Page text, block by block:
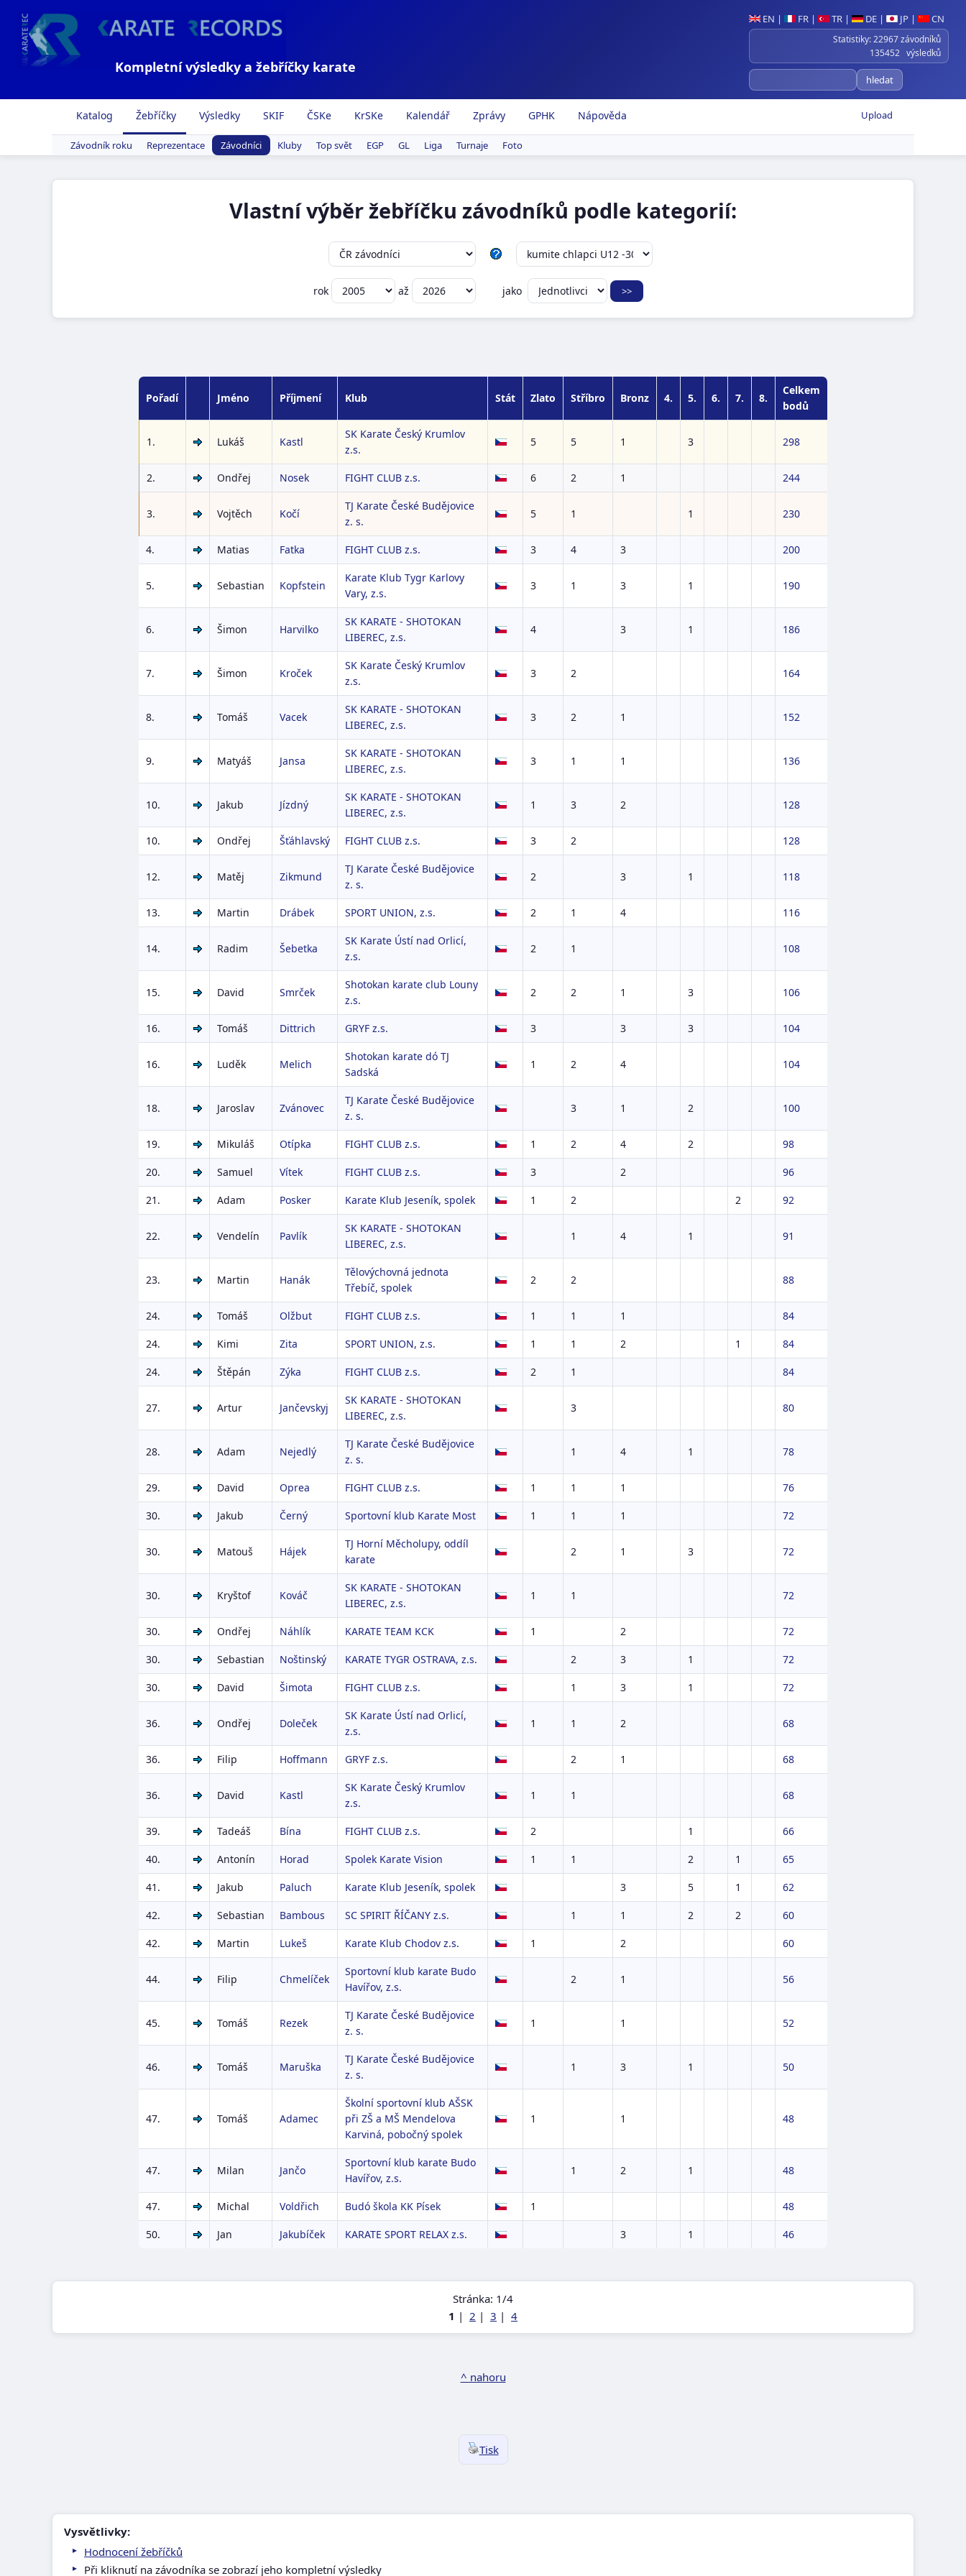
EN | FR | TR | DE | JP | CN
Statistiky: 22967 závodníků
135452 výsledků
Kompletní výsledky a žebříčky karate
Upload
Katalog Žebříčky Výsledky SKIF ČSKe KrSKe Kalendář Zprávy GPHK Nápověda
Závodník roku Reprezentace Závodníci Kluby Top svět EGP GL Liga Turnaje Foto
Vlastní výběr žebříčku závodníků podle kategorií:
rok až jako
Pořadí Jméno Příjmení Klub Stát Zlato Stříbro Bronz 4. 5. 6. 7. 8.
Celkem
bodů
1. Lukáš Kastl
SK Karate Český Krumlov
z.s.
5 5 1 3 298
2. Ondřej Nosek FIGHT CLUB z.s. 6 2 1 244
3. Vojtěch Kočí
TJ Karate České Budějovice
z. s.
5 1 1 230
4. Matias Fatka FIGHT CLUB z.s. 3 4 3 200
5. Sebastian Kopfstein
Karate Klub Tygr Karlovy
Vary, z.s.
3 1 3 1 190
6. Šimon Harvilko
SK KARATE - SHOTOKAN
LIBEREC, z.s.
4 3 1 186
7. Šimon Kroček
SK Karate Český Krumlov
z.s.
3 2 164
8. Tomáš Vacek
SK KARATE - SHOTOKAN
LIBEREC, z.s.
3 2 1 152
9. Matyáš Jansa
SK KARATE - SHOTOKAN
LIBEREC, z.s.
3 1 1 136
10. Jakub Jízdný
SK KARATE - SHOTOKAN
LIBEREC, z.s.
1 3 2 128
10. Ondřej Šťáhlavský FIGHT CLUB z.s. 3 2 128
12. Matěj Zikmund
TJ Karate České Budějovice
z. s.
2 3 1 118
13. Martin Drábek SPORT UNION, z.s. 2 1 4 116
14. Radim Šebetka
SK Karate Ústí nad Orlicí,
z.s.
2 1 108
15. David Smrček
Shotokan karate club Louny
z.s.
2 2 1 3 106
16. Tomáš Dittrich GRYF z.s. 3 3 3 104
16. Luděk Melich
Shotokan karate dó TJ
Sadská
1 2 4 104
18. Jaroslav Zvánovec
TJ Karate České Budějovice
z. s.
3 1 2 100
19. Mikuláš Otípka FIGHT CLUB z.s. 1 2 4 2 98
20. Samuel Vítek FIGHT CLUB z.s. 3 2 96
21. Adam Posker Karate Klub Jeseník, spolek 1 2 2 92
22. Vendelín Pavlík
SK KARATE - SHOTOKAN
LIBEREC, z.s.
1 4 1 91
23. Martin Hanák
Tělovýchovná jednota
Třebíč, spolek
2 2 88
24. Tomáš Olžbut FIGHT CLUB z.s. 1 1 1 84
24. Kimi Zita SPORT UNION, z.s. 1 1 2 1 84
24. Štěpán Zýka FIGHT CLUB z.s. 2 1 84
27. Artur Jančevskyj
SK KARATE - SHOTOKAN
LIBEREC, z.s.
3 80
28. Adam Nejedlý
TJ Karate České Budějovice
z. s.
1 4 1 78
29. David Oprea FIGHT CLUB z.s. 1 1 1 76
30. Jakub Černý Sportovní klub Karate Most 1 1 1 72
30. Matouš Hájek
TJ Horní Měcholupy, oddíl
karate
2 1 3 72
30. Kryštof Kováč
SK KARATE - SHOTOKAN
LIBEREC, z.s.
1 1 72
30. Ondřej Náhlík KARATE TEAM KCK 1 2 72
30. Sebastian Noštinský KARATE TYGR OSTRAVA, z.s. 2 3 1 72
30. David Šimota FIGHT CLUB z.s. 1 3 1 72
36. Ondřej Doleček
SK Karate Ústí nad Orlicí,
z.s.
1 1 2 68
36. Filip Hoffmann GRYF z.s. 2 1 68
36. David Kastl
SK Karate Český Krumlov
z.s.
1 1 68
39. Tadeáš Bína FIGHT CLUB z.s. 2 1 66
40. Antonín Horad Spolek Karate Vision 1 1 2 1 65
41. Jakub Paluch Karate Klub Jeseník, spolek 3 5 1 62
42. Sebastian Bambous SC SPIRIT ŘÍČANY z.s. 1 1 2 2 60
42. Martin Lukeš Karate Klub Chodov z.s. 1 2 60
44. Filip Chmelíček
Sportovní klub karate Budo
Havířov, z.s.
2 1 56
45. Tomáš Rezek
TJ Karate České Budějovice
z. s.
1 1 52
46. Tomáš Maruška
TJ Karate České Budějovice
z. s.
1 3 1 50
47. Tomáš Adamec
Školní sportovní klub AŠSK
při ZŠ a MŠ Mendelova
Karviná, pobočný spolek
1 1 48
47. Milan Jančo
Sportovní klub karate Budo
Havířov, z.s.
1 2 1 48
47. Michal Voldřich Budó škola KK Písek 1 48
50. Jan Jakubíček KARATE SPORT RELAX z.s. 3 1 46
Stránka: 1/4
1 | 2 | 3 | 4
^ nahoru
Tisk
Vysvětlivky:
Hodnocení žebříčků
Při kliknutí na závodníka se zobrazí jeho kompletní výsledky